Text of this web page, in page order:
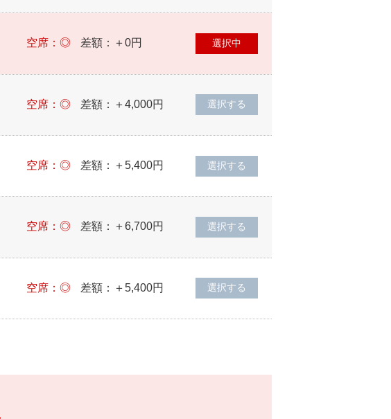
空席：◎ 差額：＋0円
空席：◎ 差額：＋4,000円
空席：◎ 差額：＋5,400円
空席：◎ 差額：＋6,700円
空席：◎ 差額：＋5,400円